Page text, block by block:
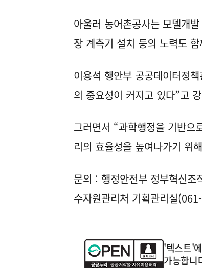
아울러 농어촌공사는 모델개
장 계측기 설치 등의 노력도
이용석 행안부 공공데이터정
의 중요성이 커지고 있다”고
그러면서 “과학행정을 기반으
리의 효율성을 높여나가기 위
문의 : 행정안전부 정부혁신
수자원관리처 기획관리실
'텍스트'
가능합니